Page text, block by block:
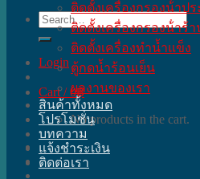
Search
for:
Login
Cart /0฿
No products in the cart.
ติดตั้งเครื่องกรองน้ําปร
ติดตั้งเครื่องกรองน้ําร้
ติดตั้งเครื่องทำน้ำแข็ง
ตู้กดน้ำร้อนเย็น
ผลงานของเรา
สินค้าทั้งหมด
โปรโมชั่น
บทความ
แจ้งชำระเงิน
ติดต่อเรา